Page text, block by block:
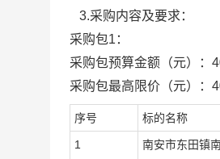
3.采购内容及要求：
采购包1：
采购包预算金额（元）：
采购包最高限价（元）：
序号 标的名称
1 南安市东田镇